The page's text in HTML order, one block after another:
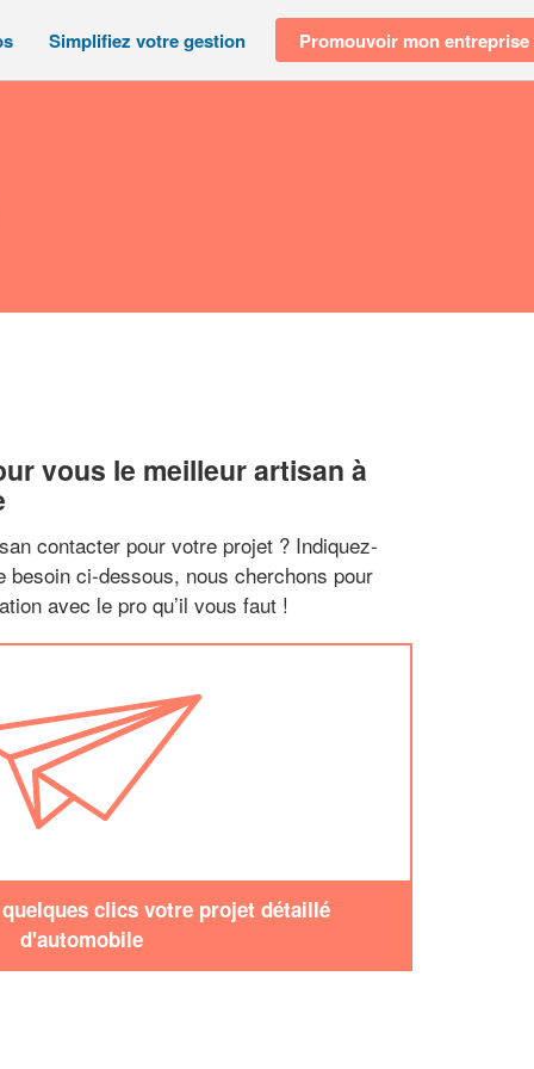
Simplifiez votre gestion Promouvoir mon entreprise
vous le meilleur artisan à
contacter pour votre projet ? Indiquez-
besoin ci-dessous, nous cherchons pour
avec le pro qu’il vous faut !
clics votre projet détaillé
d'automobile